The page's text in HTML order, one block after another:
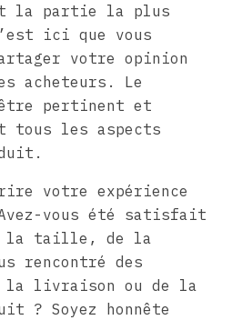
la partie la plus
ici que vous
votre opinion
acheteurs. Le
être pertinent et
tous les aspects
votre expérience
vous été satisfait
la taille, de la
rencontré des
la livraison ou de la
? Soyez honnête